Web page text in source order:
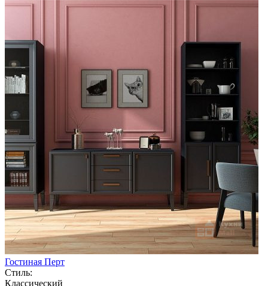
Гостиная Перт
Стиль:
Классический